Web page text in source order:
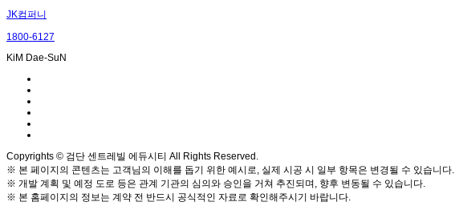
JK컴퍼니
1800-6127
KiM Dae-SuN
Copyrights © 검단 센트레빌 에듀시티 All Rights Reserved.
※ 본 페이지의 콘텐츠는 고객님의 이해를 돕기 위한 예시로, 실제 시공 시 일부 항목은 변경될 수 있습니다.
※ 개발 계획 및 예정 도로 등은 관계 기관의 심의와 승인을 거쳐 추진되며, 향후 변동될 수 있습니다.
※ 본 홈페이지의 정보는 계약 전 반드시 공식적인 자료로 확인해주시기 바랍니다.